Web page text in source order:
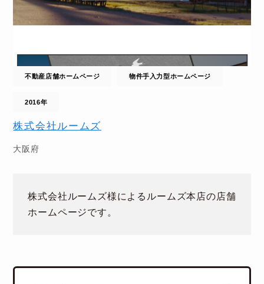
不動産店舗ホームページ 物件手入力型ホームページ
2016年
株式会社ルームズ
大阪府
株式会社ルームズ様によるルームズ本店の店舗
ホームページです。